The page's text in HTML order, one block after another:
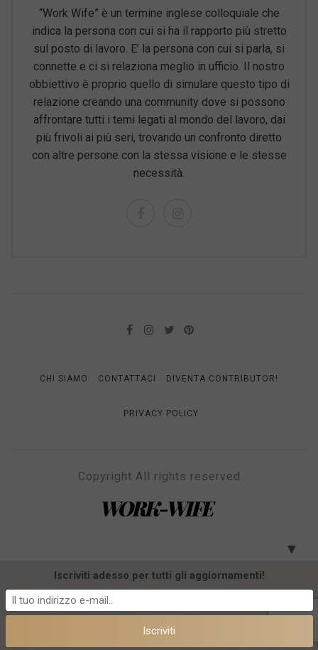
“Work Wife” è un termine inglese colloquiale che
indica la persona con cui si ha il rapporto più stretto
sul posto di lavoro. E’ la persona con cui si parla, si
connette e ci si relaziona meglio in ufficio. Il nostro
obbiettivo è proprio quello di simulare questo tipo di
relazione creando una community dove si possono
affrontare tutti i temi legati al mondo del lavoro, dai
più frivoli ai più seri, trovando un confronto diretto
con altre persone con la stessa visione e le stesse
necessità.
CHI SIAMO CONTATTACI DIVENTA CONTRIBUTOR!
PRIVACY POLICY
Copyright All rights reserved
WORK-WIFE
▼
Iscriviti adesso per tutti gli aggiornamenti!